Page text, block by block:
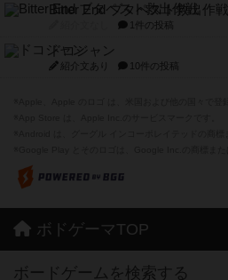
Bitter End ブタペスト救出作戦
1件の投稿
ドコジャン
紹介文あり 10件の投稿
ボドゲーマTOP
ボードゲームを検索する